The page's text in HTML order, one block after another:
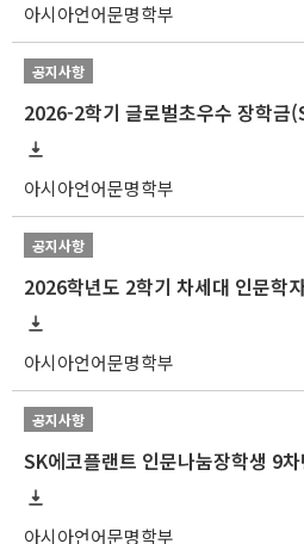
아시아언어문명학부
공지사항
아시아언어문명학부
공지사항
아시아언어문명학부
공지사항
아시아언어문명학부